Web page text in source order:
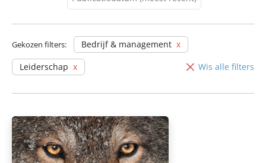
Publicatiedatum (minst
recent)
Gekozen filters:
Bedrijf & management
Leiderschap
Wis alle filters